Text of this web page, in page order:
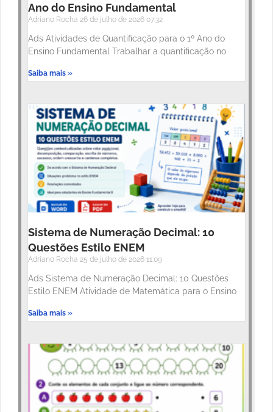
Ano do Ensino Fundamental
Adriano Rocha 26 de julho de 2026 07:32
Ads Atividades de Quantificação para o 1º Ano do
Ensino Fundamental Trabalhar a quantificação no
Saiba mais »
Sistema de Numeração Decimal: 10
Questões Estilo ENEM
Adriano Rocha 25 de julho de 2026 11:09
Ads Sistema de Numeração Decimal: 10 Questões
Estilo ENEM Atividade de Matemática para o Ensino
Saiba mais »